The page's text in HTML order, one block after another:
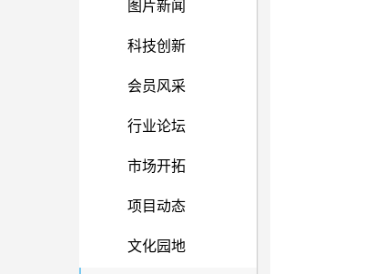
图片新闻
科技创新
会员风采
行业论坛
市场开拓
项目动态
文化园地